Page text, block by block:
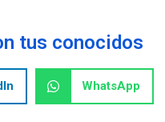
tus conocidos
WhatsApp